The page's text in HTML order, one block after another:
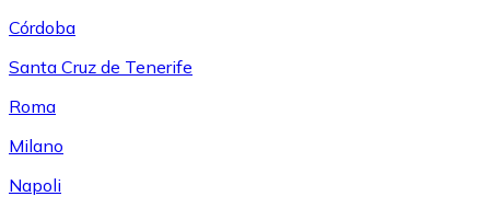
Córdoba
Santa Cruz de Tenerife
Roma
Milano
Napoli